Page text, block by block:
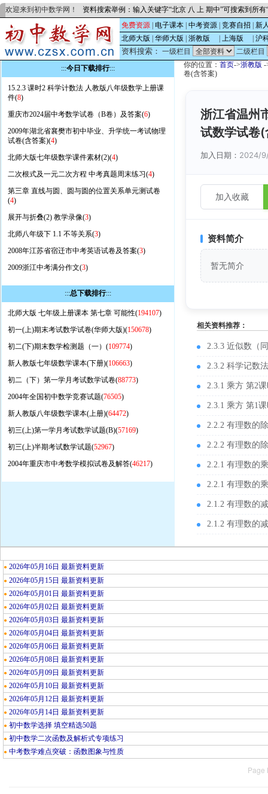
欢迎来到初中数学网！ 资料搜索举例：输入关键字“北京 八 上 期中”可搜索到所
免费资源 电子课本 中考资源 竞赛自招
新
北师大版
华师大版 浙教版 上海版 沪
资料搜索： 一级栏目
二级栏目
:::今日下载排行:::
15.2.3 课时2 科学计数法 人教版八年级数学上册课
件(8)
重庆市2024届中考数学试卷（B卷）及答案(6)
2009年湖北省襄樊市初中毕业、升学统一考试物理
试卷(含答案)(4)
北师大版七年级数学课件素材(2)(4)
二次根式及一元二次方程 中考真题周末练习(4)
第三章 直线与圆、圆与圆的位置关系单元测试卷
(4)
展开与折叠(2) 教学录像(3)
北师八年级下 1.1 不等关系(3)
2008年江苏省宿迁市中考英语试卷及答案(3)
2009浙江中考满分作文(3)
:::总下载排行:::
北师大版 七年级上册课本 第七章 可能性(194107)
初一(上)期末考试数学试卷(华师大版)(150678)
初二(下)期末数学检测题（一）(109774)
新人教版七年级数学课本(下册)(106663)
初二（下）第一学月考试数学试卷(88773)
2004年全国初中数学竞赛试题(76505)
新人教版八年级数学课本(上册)(64472)
初三(上)第一学月考试数学试题(B)(57169)
初三(上)半期考试数学试题(52967)
2004年重庆市中考数学模拟试卷及解答(46217)
你的位置： 首页->浙教版 -
卷(含答案)
浙江省温州
试数学试卷
加入日期： 2024/
加入收藏
资料简介
暂无简介
相关资料推荐：
2.3.3 近似数（
2.3.2 科学记数
2.3.1 乘方 第2
2.3.1 乘方 第1
2.2.2 有理数的
2.2.2 有理数的
2.2.1 有理数的
2.2.1 有理数的
2.1.2 有理数的
2.1.2 有理数的
● 2026年05月16日 最新资料更新
● 2026年05月15日 最新资料更新
● 2026年05月01日 最新资料更新
● 2026年05月02日 最新资料更新
● 2026年05月03日 最新资料更新
● 2026年05月04日 最新资料更新
● 2026年05月06日 最新资料更新
● 2026年05月08日 最新资料更新
● 2026年05月09日 最新资料更新
● 2026年05月10日 最新资料更新
● 2026年05月12日 最新资料更新
● 2026年05月14日 最新资料更新
● 初中数学选择 填空精选50题
● 初中数学二次函数及解析式专项练习
● 中考数学难点突破：函数图象与性质
Page